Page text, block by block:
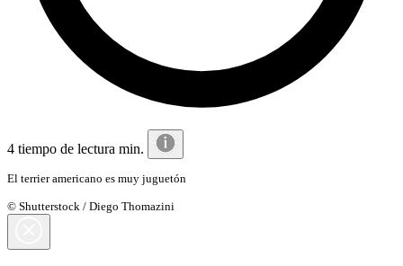
4 tiempo de lectura min.
El terrier americano es muy juguetón
© Shutterstock / Diego Thomazini